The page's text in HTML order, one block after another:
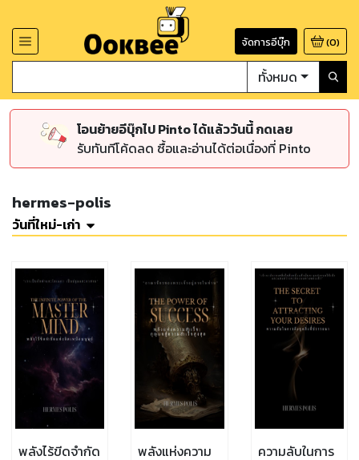
จัดการอีบุ๊ก (0)
ทั้งหมด
โอนย้ายอีบุ๊กไป Pinto ได้แล้ววันนี้ กดเลย
รับทันทีโค้ดลด ซื้อและอ่านได้ต่อเนื่องที่ Pinto
hermes-polis
วันที่ใหม่-เก่า
พลังไร้ขีดจำกัด
พลังแห่งความ
ความลับในการ